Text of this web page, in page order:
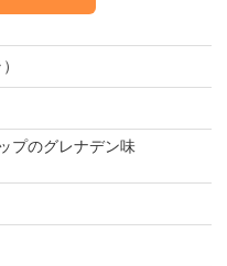
プのグレナデン味